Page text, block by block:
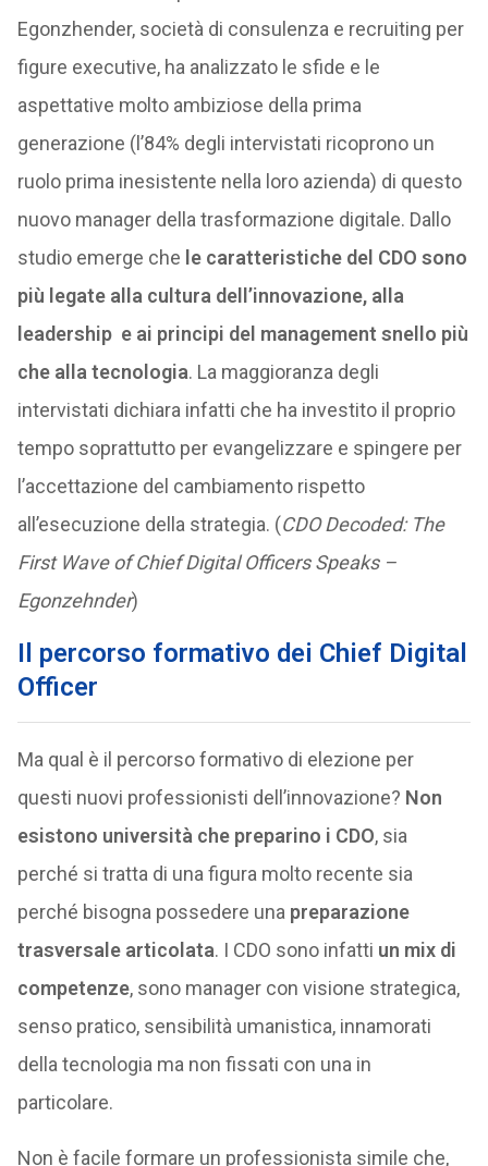
Egonzhender, società di consulenza e recruiting per
figure executive, ha analizzato le sfide e le
aspettative molto ambiziose della prima
generazione (l’84% degli intervistati ricoprono un
ruolo prima inesistente nella loro azienda) di questo
nuovo manager della trasformazione digitale. Dallo
studio emerge che le caratteristiche del CDO sono
più legate alla cultura dell’innovazione, alla
leadership e ai principi del management snello più
che alla tecnologia. La maggioranza degli
intervistati dichiara infatti che ha investito il proprio
tempo soprattutto per evangelizzare e spingere per
l’accettazione del cambiamento rispetto
all’esecuzione della strategia. (CDO Decoded: The
First Wave of Chief Digital Officers Speaks –
Egonzehnder)
Il percorso formativo dei Chief Digital
Officer
Ma qual è il percorso formativo di elezione per
questi nuovi professionisti dell’innovazione? Non
esistono università che preparino i CDO, sia
perché si tratta di una figura molto recente sia
perché bisogna possedere una preparazione
trasversale articolata. I CDO sono infatti un mix di
competenze, sono manager con visione strategica,
senso pratico, sensibilità umanistica, innamorati
della tecnologia ma non fissati con una in
particolare.
Non è facile formare un professionista simile che,